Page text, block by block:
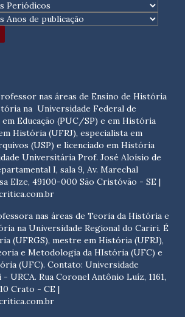
nas áreas de Ensino de História
na Universidade Federal de
Educação (PUC/SP) e em História
História (UFRJ), especialista em
(USP) e licenciado em História
Universitária Prof. José Aloísio de
I, sala 9, Av. Marechal
Elze, 49100-000 São Cristóvão - SE |
nas áreas de Teoria da História e
na Universidade Regional do Cariri. É
(UFRGS), mestre em História (UFRJ),
e Metodologia da HIstória (UFC) e
(UFC). Contato: Universidade
URCA. Rua Coronel Antônio Luíz, 1161,
Crato - CE |